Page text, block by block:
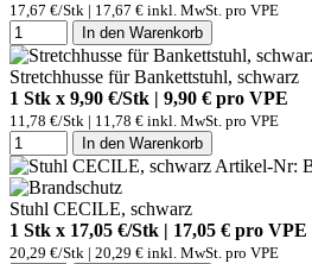
17,67 €/Stk | 17,67 € inkl. MwSt. pro VPE
In den Warenkorb
Stretchhusse für Bankettstuhl, schwarz
1 Stk x 9,90 €/Stk | 9,90 € pro VPE
11,78 €/Stk | 11,78 € inkl. MwSt. pro VPE
In den Warenkorb
Artikel-Nr:
Stuhl CECILE, schwarz
1 Stk x 17,05 €/Stk | 17,05 € pro VPE
20,29 €/Stk | 20,29 € inkl. MwSt. pro VPE